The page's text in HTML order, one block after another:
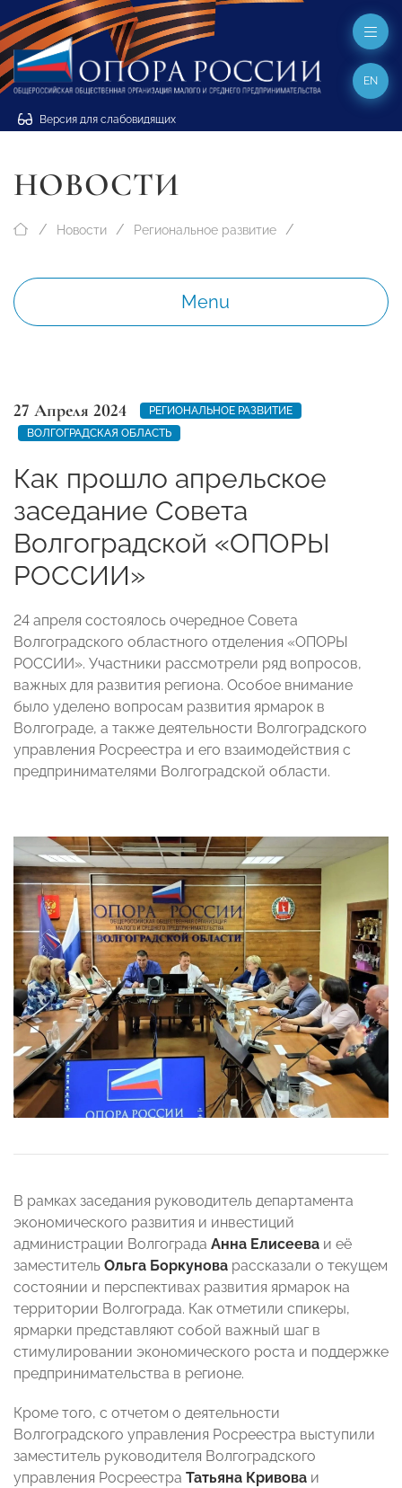
Версия для слабовидящих
EN
НОВОСТИ
Новости Региональное развитие
Menu
27 Апреля 2024
РЕГИОНАЛЬНОЕ РАЗВИТИЕ
ВОЛГОГРАДСКАЯ ОБЛАСТЬ
Как прошло апрельское
заседание Совета
Волгоградской «ОПОРЫ
РОССИИ»
24 апреля состоялось очередное Совета
Волгоградского областного отделения «ОПОРЫ
РОССИИ». Участники рассмотрели ряд вопросов,
важных для развития региона. Особое внимание
было уделено вопросам развития ярмарок в
Волгограде, а также деятельности Волгоградского
управления Росреестра и его взаимодействия с
предпринимателями Волгоградской области.
В рамках заседания руководитель департамента
экономического развития и инвестиций
администрации Волгограда Анна Елисеева и её
заместитель Ольга Боркунова рассказали о текущем
состоянии и перспективах развития ярмарок на
территории Волгограда. Как отметили спикеры,
ярмарки представляют собой важный шаг в
стимулировании экономического роста и поддержке
предпринимательства в регионе.
Кроме того, с отчетом о деятельности
Волгоградского управления Росреестра выступили
заместитель руководителя Волгоградского
управления Росреестра Татьяна Кривова и